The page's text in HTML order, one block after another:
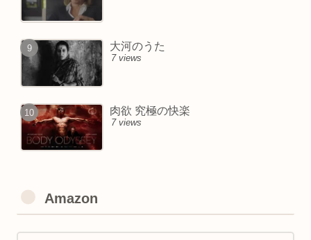
大河のうた
7 views
肉欲 究極の快楽
7 views
Amazon